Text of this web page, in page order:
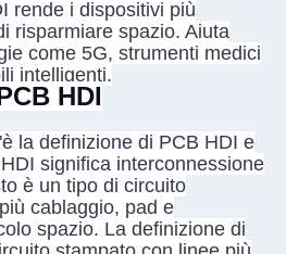
rende i dispositivi più
risparmiare spazio. Aiuta
come 5G, strumenti medici
intelligenti.
HDI
la definizione di PCB HDI e
significa interconnessione
è un tipo di circuito
cablaggio, pad e
spazio. La definizione di